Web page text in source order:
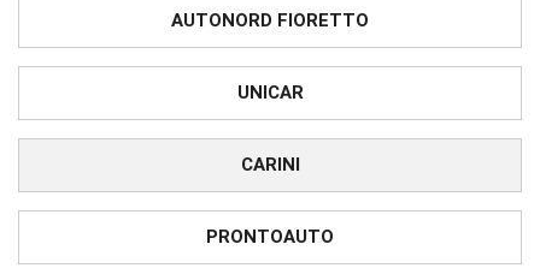
AUTONORD FIORETTO
UNICAR
CARINI
PRONTOAUTO